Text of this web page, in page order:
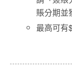
賬分期並
最高可有